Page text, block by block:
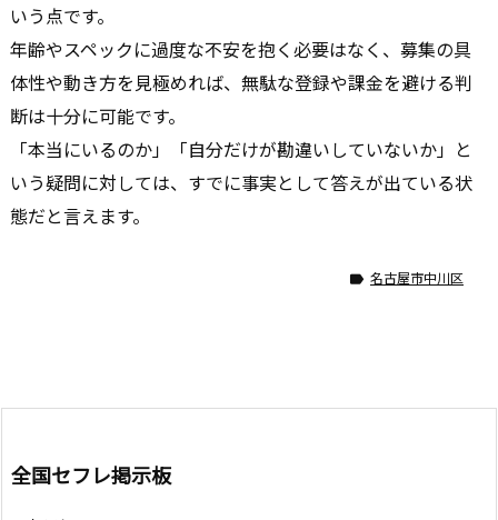
いう点です。
年齢やスペックに過度な不安を抱く必要はなく、募集の具
体性や動き方を見極めれば、無駄な登録や課金を避ける判
断は十分に可能です。
「本当にいるのか」「自分だけが勘違いしていないか」と
いう疑問に対しては、すでに事実として答えが出ている状
態だと言えます。
 名古屋市中川区
全国セフレ掲示板